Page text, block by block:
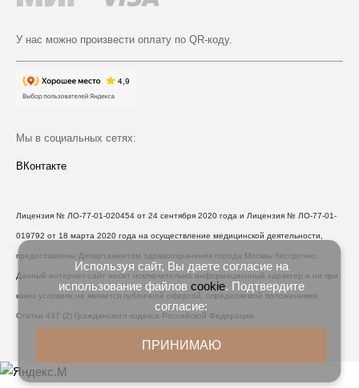
У нас можно произвести оплату по QR-коду.
Мы в социальных сетях:
ВКонтакте
Лицензия № ЛО-77-01-020454 от 24 сентября 2020 года и Лицензия № ЛО-77-01-
019792 от 18 марта 2020 года на осуществление медицинской деятельности,
предоставлены Департаментом здравоохранения города Москвы бессрочно.
Данный интернет-сайт носит исключительно информационный характер и ни при
каких условиях не является публичной офертой, определяемой положениями
Статьи 437 (2) Гражданского кодекса Российской Федерации.
Используя сайт, Вы даете согласие на
использование файлов cookie. Подтвердите
согласие:
ПРИНИМАЮ